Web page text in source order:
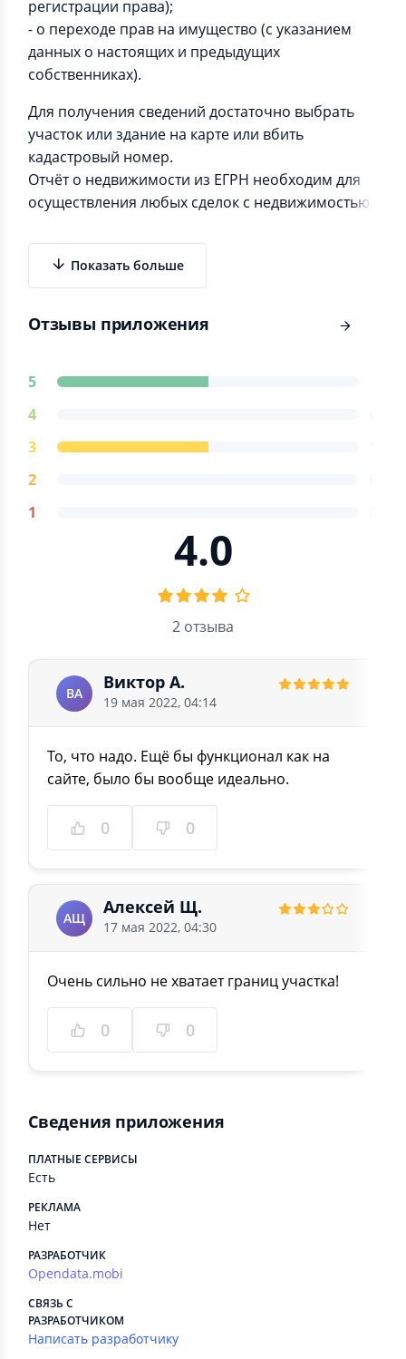
регистрации права);
- о переходе прав на имущество (с указанием
данных о настоящих и предыдущих
собственниках).
Для получения сведений достаточно выбрать
участок или здание на карте или вбить
кадастровый номер.
Отчёт о недвижимости из ЕГРН необходим для
осуществления любых сделок с недвижимостью.
Показать больше
Отзывы приложения
5
4
3
2
1
4.0
2 отзыва
ВА
Виктор А.
19 мая 2022, 04:14
То, что надо. Ещё бы функционал как на
сайте, было бы вообще идеально.
0 0
АЩ
Алексей Щ.
17 мая 2022, 04:30
Очень сильно не хватает границ участка!
0 0
Сведения приложения
ПЛАТНЫЕ СЕРВИСЫ
Есть
РЕКЛАМА
Нет
РАЗРАБОТЧИК
Opendata.mobi
СВЯЗЬ С
РАЗРАБОТЧИКОМ
Написать разработчику